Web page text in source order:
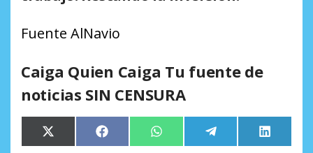
Fuente AlNavio
Caiga Quien Caiga Tu fuente de
noticias SIN CENSURA
Compartir
en
X
(Twitter)
Compartir
en
Facebook Compartir
en
WhatsApp Compartir
en
Telegram
en
LinkedIn